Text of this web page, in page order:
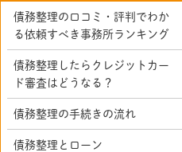
債務整理の口コミ・評判でわか
る依頼すべき事務所ランキング
債務整理したらクレジットカー
ド審査はどうなる？
債務整理の手続きの流れ
債務整理とローン